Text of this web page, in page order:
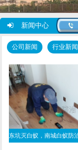
新闻中心
公司新闻 行业新闻